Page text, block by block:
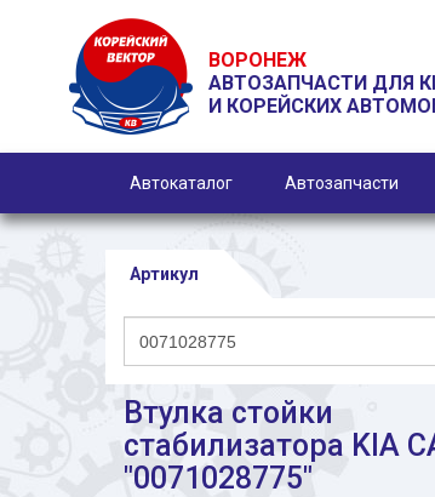
ВОРОНЕЖ
АВТОЗАПЧАСТИ ДЛЯ
И КОРЕЙСКИХ
Автокаталог Автозапчасти
Артикул
Втулка стойки
стабилизатора KIA
"0071028775"